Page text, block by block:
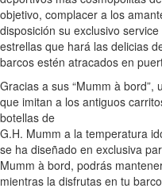
objetivo, complacer a los
disposición su exclusivo
estrellas que hará las delicias
barcos estén atracados en
Gracias a sus “Mumm à
que imitan a los antiguos
botellas de
G.H. Mumm a la temperatura
se ha diseñado en exclusiva
Mumm à bord, podrás
mientras la disfrutas en tu